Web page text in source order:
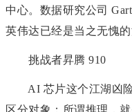
中心。数据研究公司
英伟达已经是当之无愧的
挑战者昇腾 910
AI 芯片这个江湖凶险
区分对象；所谓推理，